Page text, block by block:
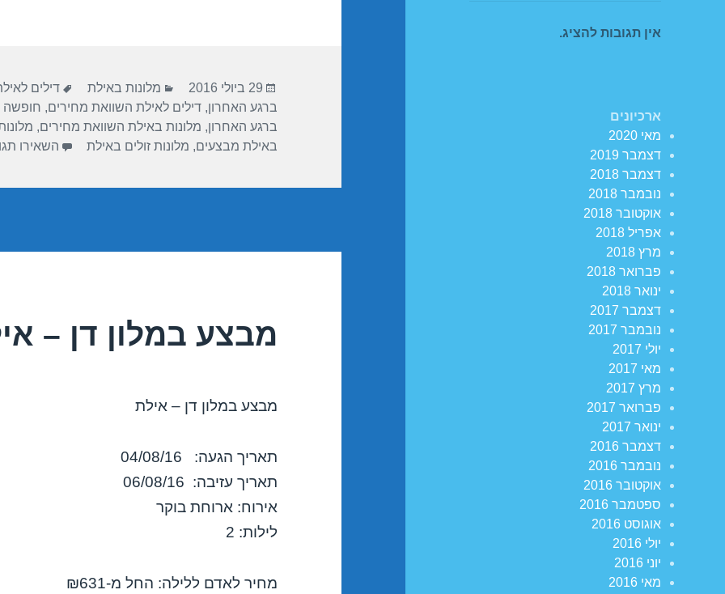
אין תגובות להציג.
ארכיונים
מאי 2020
דצמבר 2019
דצמבר 2018
נובמבר 2018
אוקטובר 2018
אפריל 2018
מרץ 2018
פברואר 2018
ינואר 2018
דצמבר 2017
נובמבר 2017
יולי 2017
מאי 2017
מרץ 2017
פברואר 2017
ינואר 2017
דצמבר 2016
נובמבר 2016
אוקטובר 2016
ספטמבר 2016
אוגוסט 2016
יולי 2016
יוני 2016
מאי 2016
o
o
k
p
p
m
פורסם
בתאריך
29 ביולי 2016 קטגוריות
מלונות באילת תגיות
דילים
ברגע האחרון,דילים לאילת השוואת מחירים, חופשה
ברגע האחרון, מלונות באילת השוואת מחירים,
באילת מבצעים, מלונות זולים באילת השאירו
מבצע במלון דן – אילת 04/08/
מבצע במלון דן – אילת
תאריך הגעה: 04/08/16
תאריך עזיבה: 06/08/16
אירוח: ארוחת בוקר
לילות: 2
מחיר לאדם ללילה: החל מ-₪631